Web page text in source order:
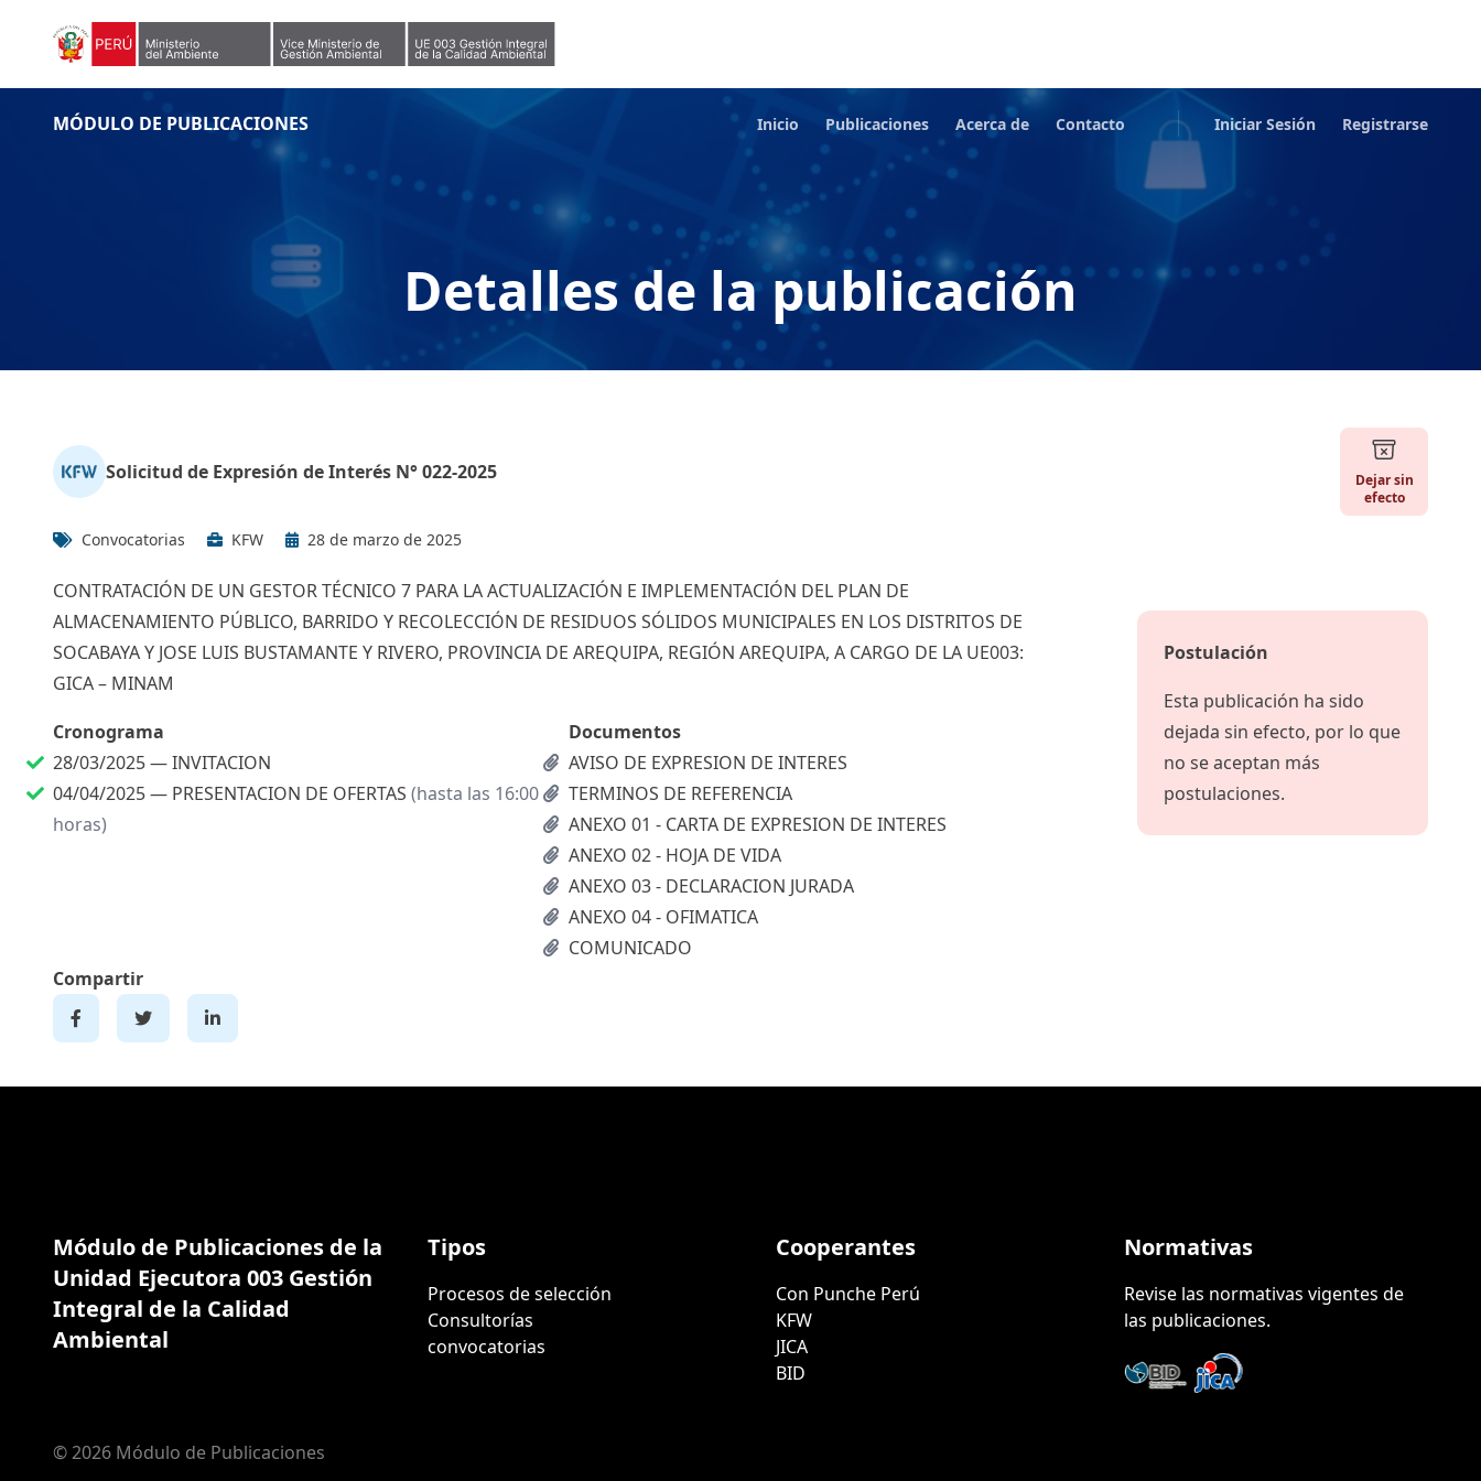
MÓDULO DE PUBLICACIONES Inicio Publicaciones Acerca de Contacto Iniciar Sesión Registrarse
Detalles de la publicación
Solicitud de Expresión de Interés N° 022-2025
Dejar sin
efecto
Convocatorias KFW 28 de marzo de 2025
CONTRATACIÓN DE UN GESTOR TÉCNICO 7 PARA LA ACTUALIZACIÓN E IMPLEMENTACIÓN DEL PLAN DE
ALMACENAMIENTO PÚBLICO, BARRIDO Y RECOLECCIÓN DE RESIDUOS SÓLIDOS MUNICIPALES EN LOS DISTRITOS DE
SOCABAYA Y JOSE LUIS BUSTAMANTE Y RIVERO, PROVINCIA DE AREQUIPA, REGIÓN AREQUIPA, A CARGO DE LA UE003:
GICA – MINAM
Cronograma
28/03/2025 —INVITACION
04/04/2025 — PRESENTACION DE OFERTAS (hasta las 16:00
horas)
Documentos
AVISO DE EXPRESION DE INTERES
TERMINOS DE REFERENCIA
ANEXO 01 - CARTA DE EXPRESION DE INTERES
ANEXO 02 - HOJA DE VIDA
ANEXO 03 - DECLARACION JURADA
ANEXO 04 - OFIMATICA
COMUNICADO
Compartir
Postulación
Esta publicación ha sido
dejada sin efecto, por lo que
no se aceptan más
postulaciones.
Módulo de Publicaciones de la
Unidad Ejecutora 003 Gestión
Integral de la Calidad
Ambiental
Tipos
Procesos de selección
Consultorías
convocatorias
Cooperantes
Con Punche Perú
KFW
JICA
BID
Normativas
Revise las normativas vigentes de
las publicaciones.
© 2026 Módulo de Publicaciones